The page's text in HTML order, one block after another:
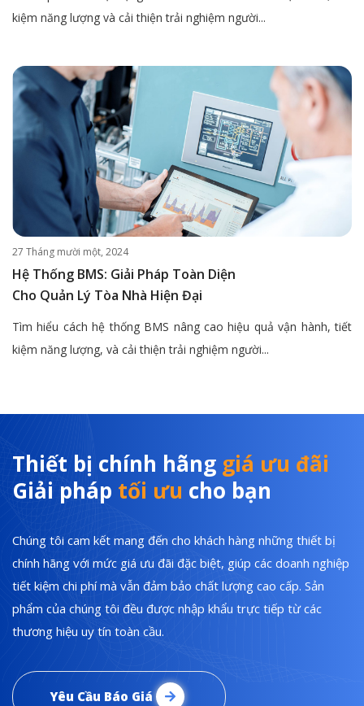
kiệm năng lượng và cải thiện trải nghiệm người...
27 Tháng mười một, 2024
Hệ Thống BMS: Giải Pháp Toàn Diện
Cho Quản Lý Tòa Nhà Hiện Đại
Tìm hiểu cách hệ thống BMS nâng cao hiệu quả vận hành, tiết
kiệm năng lượng, và cải thiện trải nghiệm người...
Thiết bị chính hãng giá ưu đãi
Giải pháp tối ưu cho bạn
Chúng tôi cam kết mang đến cho khách hàng những thiết bị
chính hãng với mức giá ưu đãi đặc biệt, giúp các doanh nghiệp
tiết kiệm chi phí mà vẫn đảm bảo chất lượng cao cấp. Sản
phẩm của chúng tôi đều được nhập khẩu trực tiếp từ các
thương hiệu uy tín toàn cầu.
Yêu Cầu Báo Giá